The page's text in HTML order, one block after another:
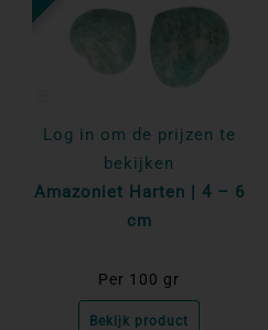
Log in om de prijzen te
bekijken
Amazoniet Harten | 4 – 6
cm
Per 100 gr
Bekijk product